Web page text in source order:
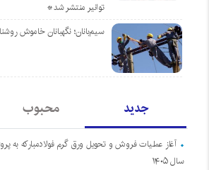
توانیر منتشر شد*
سیم‌بانان؛ نگهبانان خاموش
جدید محبوب
آغاز عملیات فروش و تحویل ورق گرم فولادمبارکه به
سال ۱۴۰۵